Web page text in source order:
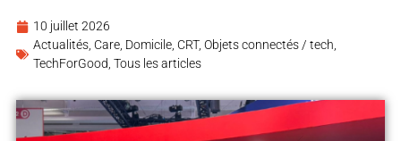
10 juillet 2026
Actualités, Care, Domicile, CRT, Objets connectés / tech
TechForGood Tous les articles